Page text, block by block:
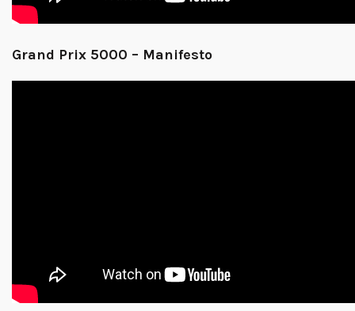
Grand Prix 5000 – Manifesto